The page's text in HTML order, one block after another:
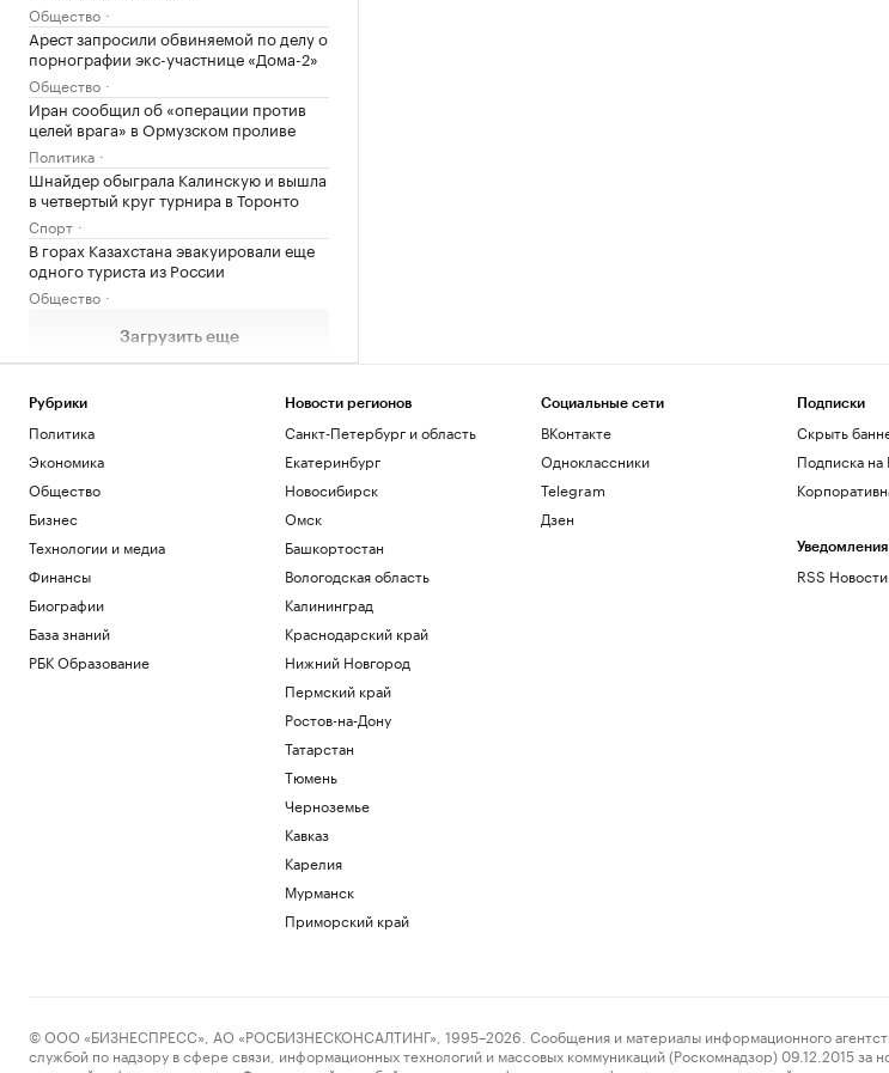
Общество
Арест запросили обвиняемой по делу о
порнографии экс-участнице «Дома-2»
Общество
Иран сообщил об «операции против
целей врага» в Ормузском проливе
Политика
Шнайдер обыграла Калинскую и вышла
в четвертый круг турнира в Торонто
Спорт
В горах Казахстана эвакуировали еще
одного туриста из России
Общество
Загрузить еще
Рубрики
Политика
Экономика
Общество
Бизнес
Технологии и медиа
Финансы
Биографии
База знаний
РБК Образование
Новости регионов
Санкт-Петербург и область
Екатеринбург
Новосибирск
Омск
Башкортостан
Вологодская область
Калининград
Краснодарский край
Нижний Новгород
Пермский край
Ростов-на-Дону
Татарстан
Тюмень
Черноземье
Кавказ
Карелия
Мурманск
Приморский край
Социальные сети
ВКонтакте
Одноклассники
Telegram
Дзен
Подписки
Скрыть
Подписка на
Уведомления
RSS Новости
© ООО «БИЗНЕСПРЕСС», АО «РОСБИЗНЕСКОНСАЛТИНГ», 1995–2026. Сообщения и материалы информационного
службой по надзору в сфере связи, информационных технологий и массовых коммуникаций (Роскомнадзор) 09.12.2015